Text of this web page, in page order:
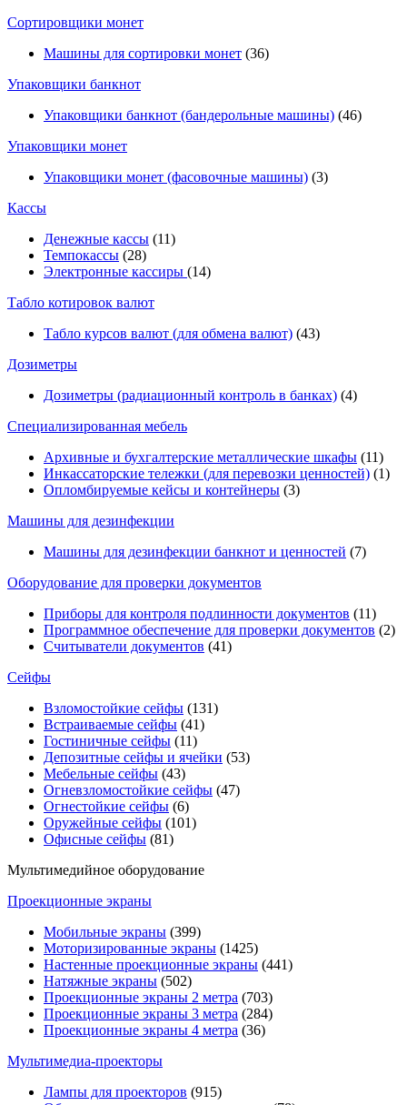
Сортировщики монет
Машины для сортировки монет (36)
Упаковщики банкнот
Упаковщики банкнот (бандерольные машины) (46)
Упаковщики монет
Упаковщики монет (фасовочные машины) (3)
Кассы
Денежные кассы (11)
Темпокассы (28)
Электронные кассиры (14)
Табло котировок валют
Табло курсов валют (для обмена валют) (43)
Дозиметры
Дозиметры (радиационный контроль в банках) (4)
Специализированная мебель
Архивные и бухгалтерские металлические шкафы (11)
Инкассаторские тележки (для перевозки ценностей) (1)
Опломбируемые кейсы и контейнеры (3)
Машины для дезинфекции
Машины для дезинфекции банкнот и ценностей (7)
Оборудование для проверки документов
Приборы для контроля подлинности документов (11)
Программное обеспечение для проверки документов (2)
Считыватели документов (41)
Сейфы
Взломостойкие сейфы (131)
Встраиваемые сейфы (41)
Гостиничные сейфы (11)
Депозитные сейфы и ячейки (53)
Мебельные сейфы (43)
Огневзломостойкие сейфы (47)
Огнестойкие сейфы (6)
Оружейные сейфы (101)
Офисные сейфы (81)
Мультимедийное оборудование
Проекционные экраны
Мобильные экраны (399)
Моторизированные экраны (1425)
Настенные проекционные экраны (441)
Натяжные экраны (502)
Проекционные экраны 2 метра (703)
Проекционные экраны 3 метра (284)
Проекционные экраны 4 метра (36)
Мультимедиa-проекторы
Лампы для проекторов (915)